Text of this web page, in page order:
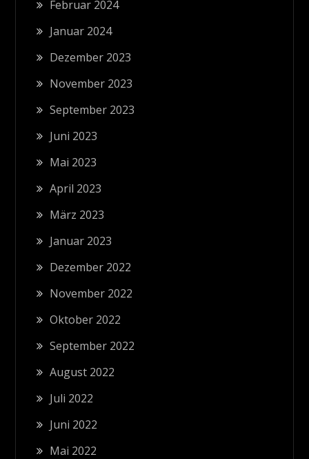
Februar 2024
Januar 2024
Dezember 2023
November 2023
September 2023
Juni 2023
Mai 2023
April 2023
März 2023
Januar 2023
Dezember 2022
November 2022
Oktober 2022
September 2022
August 2022
Juli 2022
Juni 2022
Mai 2022